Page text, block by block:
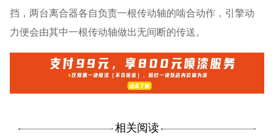
挡，两台离合器各自负责一根传动轴的啮合动作，引擎动
力便会由其中一根传动轴做出无间断的传送。
相关阅读